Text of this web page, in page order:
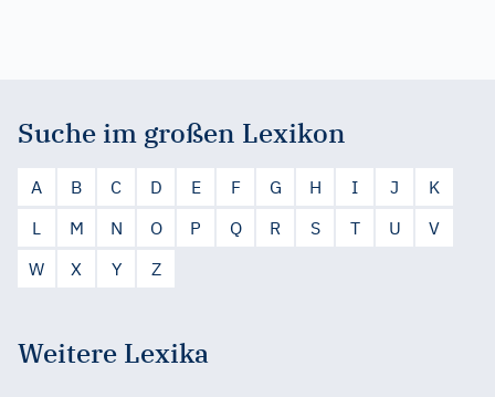
Suche im großen Lexikon
A B C D E F G H I J
K
L
M N O P Q R S T U
V
W
X Y Z
Weitere Lexika